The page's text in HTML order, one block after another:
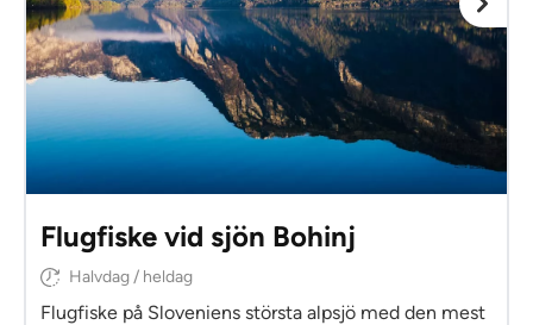
Flugfiske vid sjön Bohinj
Halvdag / heldag
Flugfiske på Sloveniens största alpsjö med den mest